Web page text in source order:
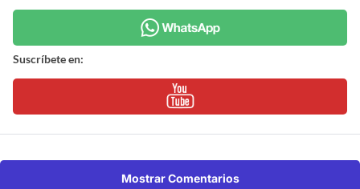
Suscríbete en:
Mostrar Comentarios